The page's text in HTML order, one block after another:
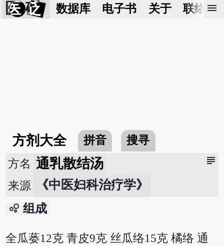
医 砭 数据库 电子书 关于 联络我
menu
方剂大全 拼音 搜寻
subject
方名 通乳散结汤
来源 《中医妇科治疗学》
bubble_chart 组成
全瓜蒌12克 青皮9克 丝瓜络15克 橘络 通